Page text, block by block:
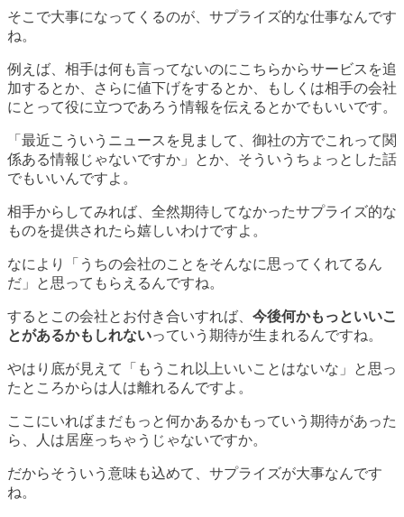
そこで大事になってくるのが、サプライズ的な仕事なんです
ね。
例えば、相手は何も言ってないのにこちらからサービスを追
加するとか、さらに値下げをするとか、もしくは相手の会社
にとって役に立つであろう情報を伝えるとかでもいいです。
「最近こういうニュースを見まして、御社の方でこれって関
係ある情報じゃないですか」とか、そういうちょっとした話
でもいいんですよ。
相手からしてみれば、全然期待してなかったサプライズ的な
ものを提供されたら嬉しいわけですよ。
なにより「うちの会社のことをそんなに思ってくれてるん
だ」と思ってもらえるんですね。
するとこの会社とお付き合いすれば、 今後何かもっといいこ
とがあるかもしれないっていう期待が生まれるんですね。
やはり底が見えて「もうこれ以上いいことはないな」と思っ
たところからは人は離れるんですよ。
ここにいればまだもっと何かあるかもっていう期待があった
ら、人は居座っちゃうじゃないですか。
だからそういう意味も込めて、サプライズが大事なんです
ね。